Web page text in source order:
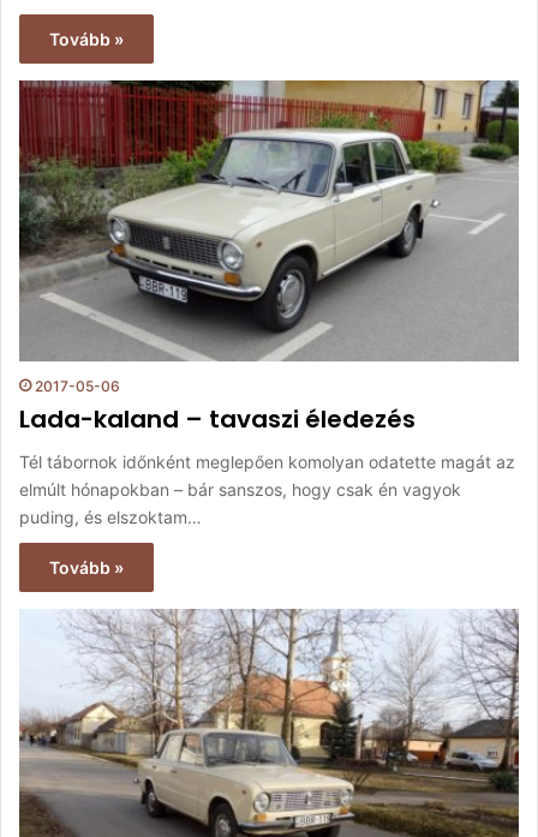
Tovább »
2017-05-06
Lada-kaland – tavaszi éledezés
Tél tábornok időnként meglepően komolyan odatette magát az
elmúlt hónapokban – bár sanszos, hogy csak én vagyok
puding, és elszoktam…
Tovább »